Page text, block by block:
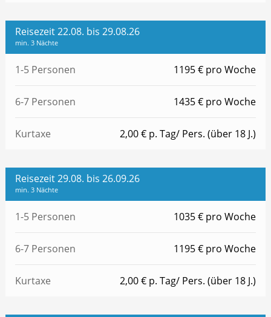
Reisezeit 22.08. bis 29.08.26
min. 3 Nächte
1-5 Personen 1195 € pro Woche
6-7 Personen 1435 € pro Woche
Kurtaxe 2,00 € p. Tag/ Pers. (über 18 J.)
Reisezeit 29.08. bis 26.09.26
min. 3 Nächte
1-5 Personen 1035 € pro Woche
6-7 Personen 1195 € pro Woche
Kurtaxe 2,00 € p. Tag/ Pers. (über 18 J.)